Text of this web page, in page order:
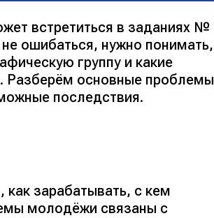
встретиться в заданиях №
ошибаться, нужно понимать,
группу и какие
Разберём основные проблемы
последствия.
зарабатывать, с кем
молодёжи связаны с